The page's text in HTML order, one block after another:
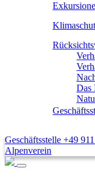
Das
Geschäftsstelle +49
Alpenverein